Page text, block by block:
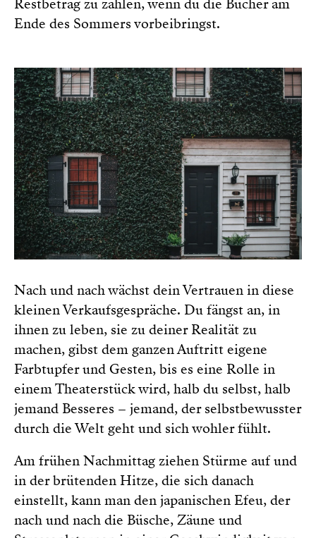
Restbetrag zu zahlen, wenn du die Bücher am
Ende des Sommers vorbeibringst.
Nach und nach wächst dein Vertrauen in diese
kleinen Verkaufsgespräche. Du fängst an, in
ihnen zu leben, sie zu deiner Realität zu
machen, gibst dem ganzen Auftritt eigene
Farbtupfer und Gesten, bis es eine Rolle in
einem Theaterstück wird, halb du selbst, halb
jemand Besseres – jemand, der selbstbewusster
durch die Welt geht und sich wohler fühlt.
Am frühen Nachmittag ziehen Stürme auf und
in der brütenden Hitze, die sich danach
einstellt, kann man den japanischen Efeu, der
nach und nach die Büsche, Zäune und